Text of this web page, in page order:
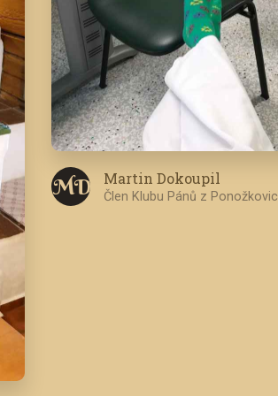
M D Martin Dokoupil
Člen Klubu Pánů z Ponožkovic